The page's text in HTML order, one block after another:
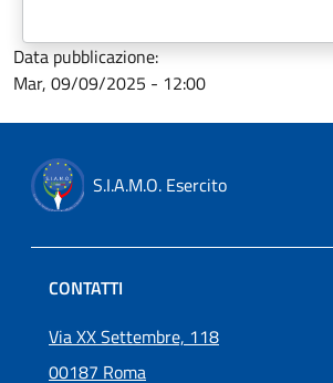
Data pubblicazione:
Mar, 09/09/2025 - 12:00
S.I.A.M.O. Esercito
CONTATTI
Via XX Settembre, 118
00187 Roma